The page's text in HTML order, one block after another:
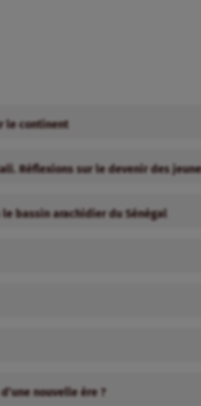
le continent
Réflexions sur le devenir des
bassin arachidier du Sénégal
nouvelle ère ?